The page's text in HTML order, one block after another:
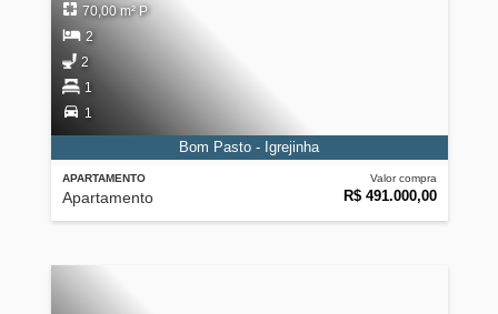
APARTAMENTO
Apartamento
Valor compra
R$ 491.000,00
70,00 m² P
2
2
1
1
Bom Pasto - Igrejinha